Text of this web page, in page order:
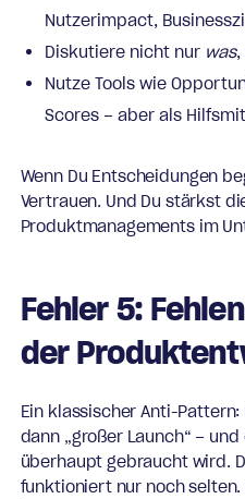
Nutzerimpact,
Diskutiere nicht nur was,
Nutze Tools wie
Scores – aber als
Wenn Du Entscheidungen
Vertrauen. Und Du stärkst
Produktmanagements im
Fehler 5:
der
Ein klassischer Anti-
dann „großer Launch“ –
überhaupt gebraucht wird.
funktioniert nur noch